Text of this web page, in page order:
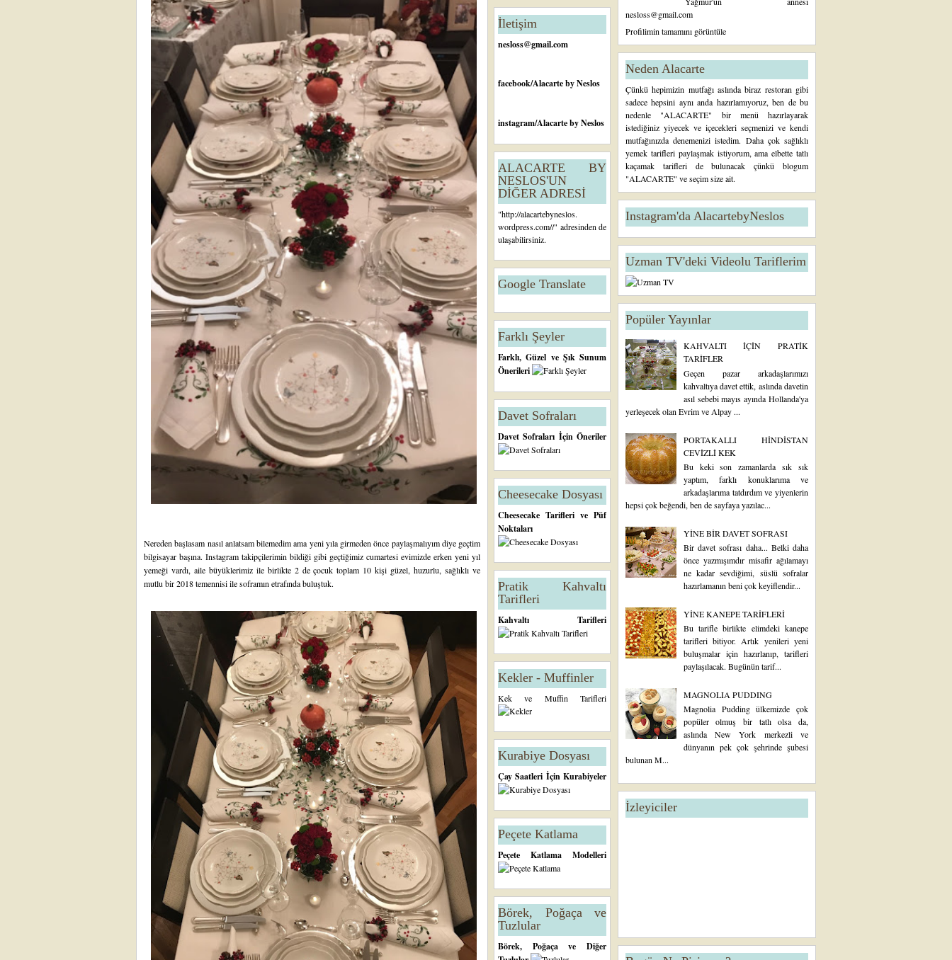
Nereden başlasam nasıl anlatsam bilemedim ama yeni yıla girmeden önce paylaşmalıyım diye geçtim
bilgisayar başına. Instagram takipçilerimin bildiği gibi geçtiğimiz cumartesi evimizde erken yeni yıl
yemeği vardı, aile büyüklerimiz ile birlikte 2 de çocuk toplam 10 kişi güzel, huzurlu, sağlıklı ve
mutlu bir 2018 temennisi ile soframın etrafında buluştuk.
İletişim
nesloss@gmail.com
facebook/Alacarte by Neslos
instagram/Alacarte by Neslos
ALACARTE BY
NESLOS'UN
DİĞER ADRESİ
"http://alacartebyneslos.
wordpress.com//" adresinden de
ulaşabilirsiniz.
Google Translate
Farklı Şeyler
Farklı, Güzel ve Şık Sunum
Önerileri
Davet Sofraları
Davet Sofraları İçin Öneriler
Cheesecake Dosyası
Cheesecake Tarifleri ve Püf
Noktaları
Pratik Kahvaltı
Tarifleri
Kahvaltı Tarifleri
Kekler - Muffinler
Kek ve Muffin Tarifleri
Kurabiye Dosyası
Çay Saatleri İçin Kurabiyeler
Peçete Katlama
Peçete Katlama Modelleri
Börek, Poğaça ve
Tuzlular
Börek, Poğaça ve Diğer
nesloss@gmail.com
Profilimin tamamını görüntüle
Neden Alacarte
Çünkü hepimizin mutfağı aslında biraz restoran gibi
sadece hepsini aynı anda hazırlamıyoruz, ben de bu
nedenle "ALACARTE" bir menü hazırlayarak
istediğiniz yiyecek ve içecekleri seçmenizi ve kendi
mutfağınızda denemenizi istedim. Daha çok sağlıklı
yemek tarifleri paylaşmak istiyorum, ama elbette tatlı
kaçamak tarifleri de bulunacak çünkü blogum
"ALACARTE" ve seçim size ait.
Instagram'da AlacartebyNeslos
Uzman TV'deki Videolu Tariflerim
Popüler Yayınlar
KAHVALTI İÇİN PRATİK
TARİFLER
Geçen pazar arkadaşlarımızı
kahvaltıya davet ettik, aslında davetin
asıl sebebi mayıs ayında Hollanda'ya
yerleşecek olan Evrim ve Alpay ...
PORTAKALLI HİNDİSTAN
CEVİZLİ KEK
Bu keki son zamanlarda sık sık
yaptım, farklı konuklarıma ve
arkadaşlarıma tatdırdım ve yiyenlerin
hepsi çok beğendi, ben de sayfaya yazılac...
YİNE BİR DAVET SOFRASI
Bir davet sofrası daha... Belki daha
önce yazmışımdır misafir ağılamayı
ne kadar sevdiğimi, süslü sofralar
hazırlamanın beni çok keyiflendir...
YİNE KANEPE TARİFLERİ
Bu tarifle birlikte elimdeki kanepe
tarifleri bitiyor. Artık yenileri yeni
buluşmalar için hazırlanıp, tarifleri
paylaşılacak. Bugünün tarif...
MAGNOLIA PUDDING
Magnolia Pudding ülkemizde çok
popüler olmuş bir tatlı olsa da,
aslında New York merkezli ve
dünyanın pek çok şehrinde şubesi
bulunan M...
İzleyiciler